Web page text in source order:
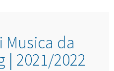
Musica da
| 2021/2022